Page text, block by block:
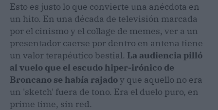
Esto es justo lo que convierte una anécdota en
un hito. En una década de televisión marcada
por el cinismo y el collage de memes, ver a un
presentador caerse por dentro en antena tiene
un valor terapéutico bestial. La audiencia pilló
al vuelo que el escudo hiper-irónico de
Broncano se había rajadoy que aquello no era
un 'sketch' fuera de tono. Era el duelo puro, en
prime time, sin red.